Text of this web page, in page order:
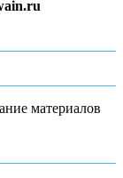
материалов